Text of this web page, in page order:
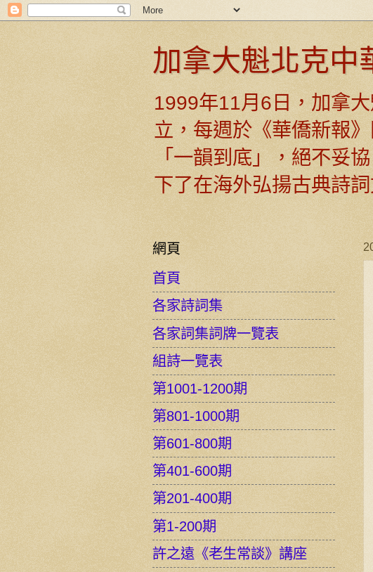
加拿大魁北克中
1999年11月6日，加拿
立，每週於《華僑新報
「一韻到底」，絕不妥
下了在海外弘揚古典詩
網頁
首頁
各家詩詞集
各家詞集詞牌一覽表
組詩一覽表
第1001-1200期
第801-1000期
第601-800期
第401-600期
第201-400期
第1-200期
許之遠《老生常談》講座